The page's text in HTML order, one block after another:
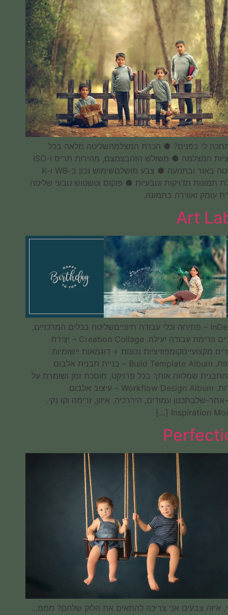
מה מחכה לי בפנים? ● הכרת המצלמהשליטה מלאה בכל
לקבלת תמונות מדויקות וטבעיות ● פוקוס וטשטוש טבעי שליטה
ביצירת עומק ואווירה בתמונה.
+Art Lab
InDesign – פתיחה וכלי עבודה חיונייםשליטה בכלים המרכזיים,
קיצורים וזרימת עבודה יעילה. Creation Collage – יצירת
קולאז'ים מקצועייםקומפוזיציות נכונות + דוגמאות יישומיות
לצלמות. Build Template Album – בניית תבנית אלבום
קבועהתבנית שמלווה אותך בכל פרויקט, חוסכת זמן ושומרת על
אחידות. Workflow Design Album – עיצוב אלבום
שלב-אחר-שלבתכנון עמודים, היררכיה, איזון, זרימה וקו נקי.
Inspiration Modern […]
Perfection
תגידי, איזה צבעים אני צריכה להתאים את הלוק שלהם? מממ…